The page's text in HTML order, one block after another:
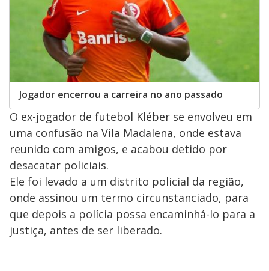
Jogador encerrou a carreira no ano passado
O ex-jogador de futebol Kléber se envolveu em
uma confusão na Vila Madalena, onde estava
reunido com amigos, e acabou detido por
desacatar policiais.
Ele foi levado a um distrito policial da região,
onde assinou um termo circunstanciado, para
que depois a polícia possa encaminhá-lo para a
justiça, antes de ser liberado.